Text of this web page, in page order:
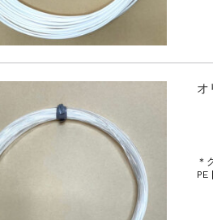
オ
＊
PE